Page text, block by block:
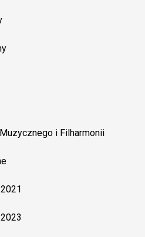
i Filharmonii